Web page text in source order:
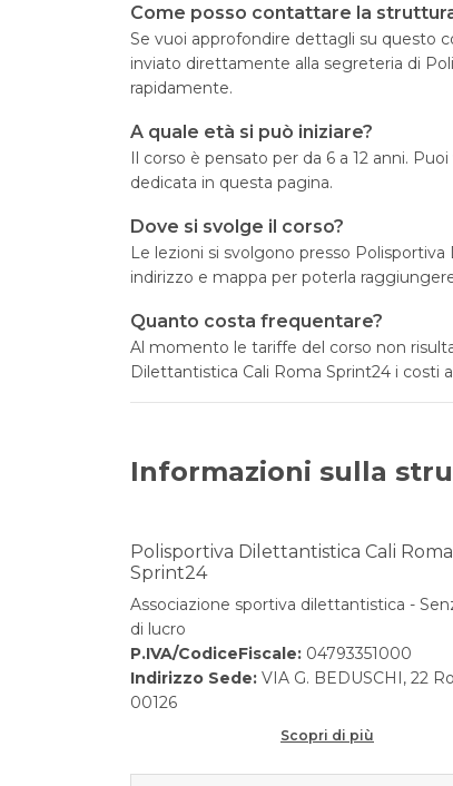
Come posso contattare la
Se vuoi approfondire dettagli su questo
inviato direttamente alla segreteria di
rapidamente.
A quale età si può iniziare?
Il corso è pensato per da 6 a 12 anni.
dedicata in questa pagina.
Dove si svolge il corso?
Le lezioni si svolgono presso
indirizzo e mappa per poterla
Quanto costa frequentare?
Al momento le tariffe del corso non
Dilettantistica Cali Roma Sprint24 i costi
Informazioni sulla
Polisportiva Dilettantistica Cali Roma
Sprint24
Associazione sportiva dilettantistica -
di lucro
P.IVA/CodiceFiscale: 04793351000
Indirizzo Sede: VIA G. BEDUSCHI, 22
00126
Scopri di più